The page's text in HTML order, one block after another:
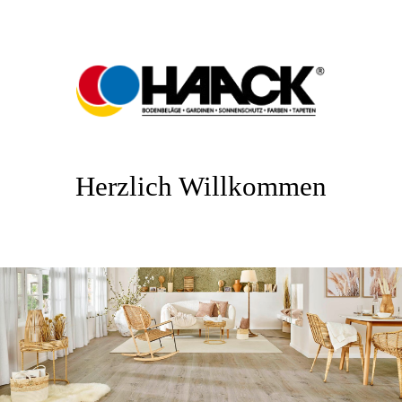
Herzlich Willkommen